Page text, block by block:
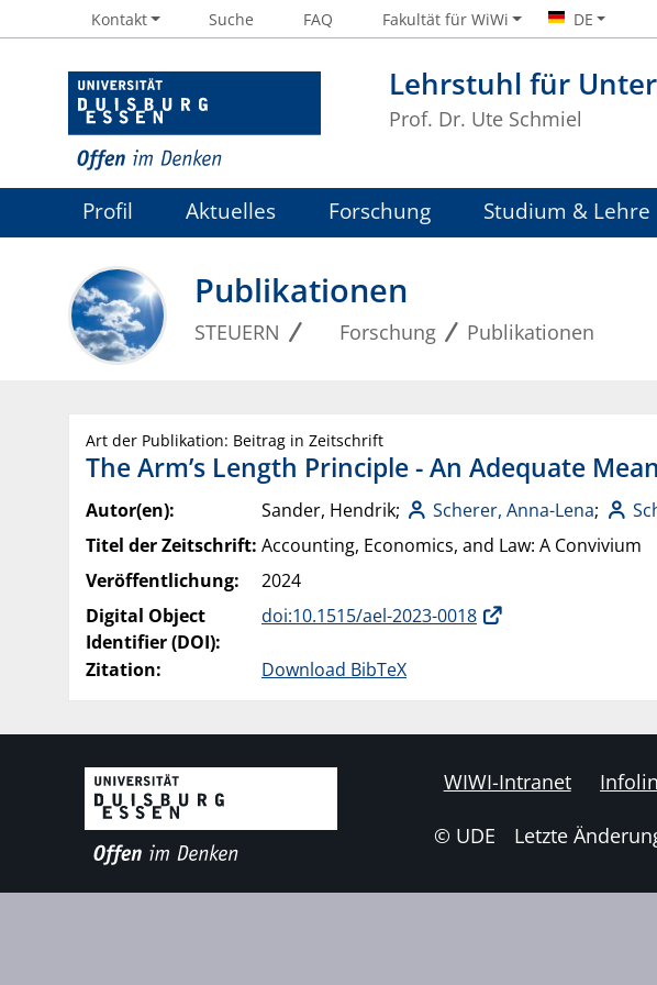
Lehrstuhl für
Prof. Dr. Ute Schmiel
Kontakt Suche FAQ Fakultät für WiWi DE
Profil Aktuelles Forschung Studium & Lehre
Publikationen
STEUERN Forschung Publikationen
Art der Publikation: Beitrag in Zeitschrift
The Arm’s Length Principle - An Adequate
Autor(en): Sander, Hendrik; Scherer, Anna-Lena;
Titel der Zeitschrift: Accounting, Economics, and Law: A Convivium
Veröffentlichung:
2024
Digital Object
Identifier (DOI):
doi:10.1515/ael-2023-0018
Zitation: Download BibTeX
WIWI-Intranet
© UDE Letzte